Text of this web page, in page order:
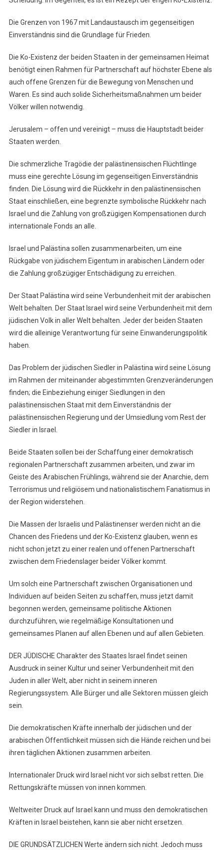
Die Grenzen von 1967 mit Landaustausch im gegenseitigen
Einverständnis sind die Grundlage für Frieden.
Die Ko-Existenz der beiden Staaten in der gemeinsamen Heimat
benötigt einen Rahmen für Partnerschaft auf höchster Ebene als
auch offene Grenzen für die Bewegung von Menschen und
Waren. Es sind auch solide Sicherheitsmaßnahmen um beider
Völker willen notwendig.
Jerusalem – offen und vereinigt – muss die Hauptstadt beider
Staaten werden.
Die schmerzliche Tragödie der palästinensischen Flüchtlinge
muss eine gerechte Lösung im gegenseitigen Einverständnis
finden. Die Lösung wird die Rückkehr in den palästinensischen
Staat einschließen, eine begrenzte symbolische Rückkehr nach
Israel und die Zahlung von großzügigen Kompensationen durch
internationale Fonds an alle.
Israel und Palästina sollen zusammenarbeiten, um eine
Rückgabe von jüdischem Eigentum in arabischen Ländern oder
die Zahlung großzügiger Entschädigung zu erreichen.
Der Staat Palästina wird seine Verbundenheit mit der arabischen
Welt behalten. Der Staat Israel wird seine Verbundenheit mit dem
jüdischen Volk in aller Welt behalten. Jeder der beiden Staaten
wird die alleinige Verantwortung für seine Einwanderungspolitik
haben.
Das Problem der jüdischen Siedler in Palästina wird seine Lösung
im Rahmen der miteinander abgestimmten Grenzveränderungen
finden; die Einbeziehung einiger Siedlungen in den
palästinensischen Staat mit dem Einverständnis der
palästinensischen Regierung und der Umsiedlung vom Rest der
Siedler in Israel.
Beide Staaten sollen bei der Schaffung einer demokratisch
regionalen Partnerschaft zusammen arbeiten, und zwar im
Geiste des Arabischen Frühlings, während sie der Anarchie, dem
Terrorismus und religiösem und nationalistischem Fanatismus in
der Region widerstehen.
Die Massen der Israelis und Palästinenser werden nicht an die
Chancen des Friedens und der Ko-Existenz glauben, wenn es
nicht schon jetzt zu einer realen und offenen Partnerschaft
zwischen dem Friedenslager beider Völker kommt.
Um solch eine Partnerschaft zwischen Organisationen und
Individuen auf beiden Seiten zu schaffen, muss jetzt damit
begonnen werden, gemeinsame politische Aktionen
durchzuführen, wie regelmäßige Konsultationen und
gemeinsames Planen auf allen Ebenen und auf allen Gebieten.
DER JÜDISCHE Charakter des Staates Israel findet seinen
Ausdruck in seiner Kultur und seiner Verbundenheit mit den
Juden in aller Welt, aber nicht in seinem inneren
Regierungssystem. Alle Bürger und alle Sektoren müssen gleich
sein.
Die demokratischen Kräfte innerhalb der jüdischen und der
arabischen Öffentlichkeit müssen sich die Hände reichen und bei
ihren täglichen Aktionen zusammen arbeiten.
Internationaler Druck wird Israel nicht vor sich selbst retten. Die
Rettungskräfte müssen von innen kommen.
Weltweiter Druck auf Israel kann und muss den demokratischen
Kräften in Israel beistehen, kann sie aber nicht ersetzen.
DIE GRUNDSÄTZLICHEN Werte ändern sich nicht. Jedoch muss